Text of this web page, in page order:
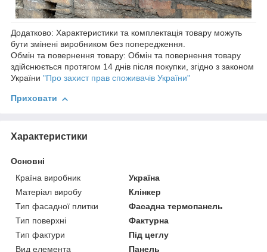
Додатково: Характеристики та комплектація товару можуть
бути змінені виробником без попередження.
Обмін та повернення товару: Обмін та повернення товару
здійснюється протягом 14 днів після покупки, згідно з законом
України "Про захист прав споживачів України"
Приховати
Характеристики
Основні
Країна виробник
Україна
Матеріал виробу
Клінкер
Тип фасадної плитки
Фасадна термопанель
Тип поверхні
Фактурна
Тип фактури
Під цеглу
Вид елемента
Панель